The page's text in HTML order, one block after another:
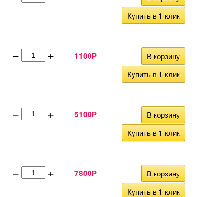
Купить в 1 клик
− + 1100Р
В корзину
Купить в 1 клик
− + 5100Р
В корзину
Купить в 1 клик
− + 7800Р
В корзину
Купить в 1 клик